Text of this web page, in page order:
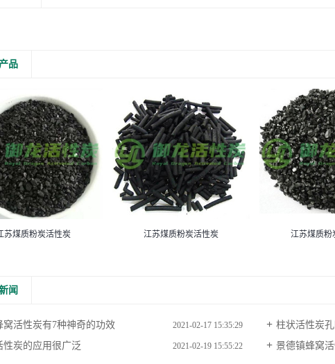
品
苏煤质粉炭活性炭 江苏煤质粉炭活性炭 江苏煤质粉
闻
窝活性炭有7种神奇的功效 2021-02-17 15:35:29 柱状活性炭
性炭的应用很广泛 2021-02-19 15:55:22 景德镇蜂窝